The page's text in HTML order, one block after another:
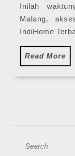
Inilah
Malang,
IndiHome
Read More
for: